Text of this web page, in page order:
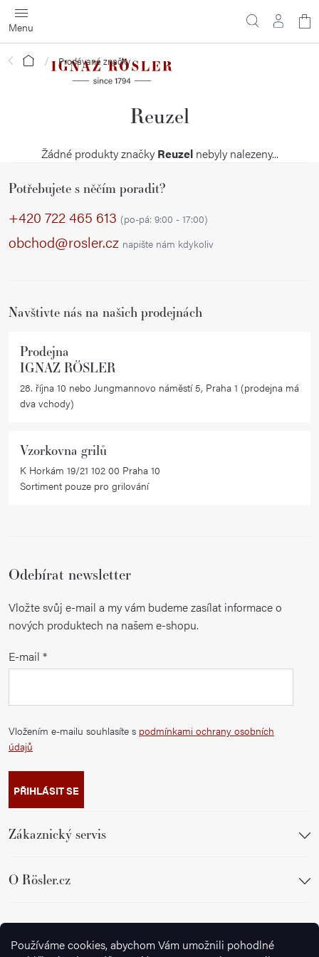
Používáme cookies, abychom Vám umožnili pohodlné
Přejít
na
obsah
Domů Prodávané značky
Reuzel
Žádné produkty značky Reuzelnebyly nalezeny...
Potřebujete s něčím poradit?
+420 722 465 613 (po-pá: 9:00 - 17:00)
obchod@rosler.cz napište nám kdykoliv
Navštivte nás na našich prodejnách
Prodejna
IGNAZ RÖSLER
28. října 10 nebo Jungmannovo náměstí 5, Praha 1 (prodejna má
dva vchody)
Vzorkovna grilů
K Horkám 19/21 102 00 Praha 10
Sortiment pouze pro grilování
Odebírat newsletter
Vložte svůj e-mail a my vám budeme zasílat informace o
nových produktech na našem e-shopu.
E-mail
Vložením e-mailu souhlasíte s podmínkami ochrany osobních
údajů
PŘIHLÁSIT SE
Zákaznický servis
O Rösler.cz
Sledujte nás